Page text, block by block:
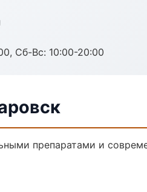
Сб-Вс: 10:00-20:00
препаратами и